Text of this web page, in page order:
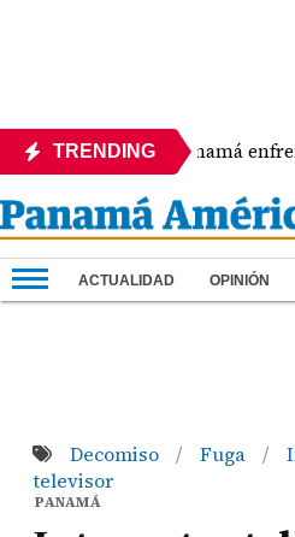
TRENDINGPanamá enfrenta a
ACTUALIDAD OPINIÓN
Decomiso / Fuga /
televisor
PANAMÁ